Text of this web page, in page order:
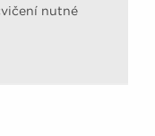
nutné